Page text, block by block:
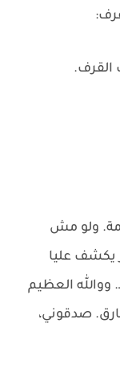
القرف.
ولو مش
يكشف عليا
العظيم
صدقوني،